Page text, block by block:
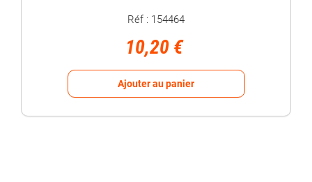
Réf : 154464
10,20 €
Ajouter au panier